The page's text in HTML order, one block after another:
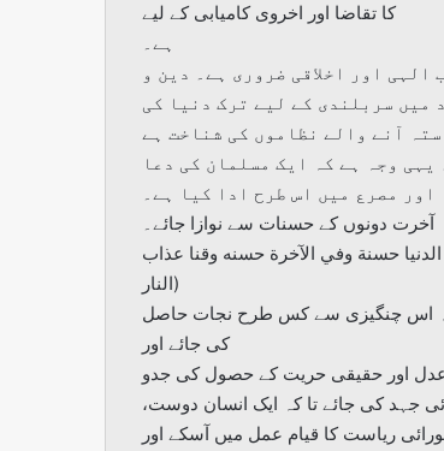
کا تقاضا اور اخروی کامیابی کے لیے
ہے۔
اور اخلاقی ضروری ہے۔ دین و
میں سربلندی کے لیے ترک دنیا کی
آنے والے نظاموں کی شناخت ہے
وجہ ہے کہ ایک مسلمان کی دعا
مصرع میں اس طرح ادا کیا ہے۔
آخرت دونوں کے حسنات سے نوازا جائے۔
الدنيا حسنة وفي الآخرة حسنه وقنا عذاب
النار)
کہ اس چنگیزی سے کس طرح نجات حاصل
کی جائے اور
عدل اور حقیقی حریت کے حصول کی جدو
جہد کی جائے تا کہ ایک انسان دوست،
ریاست کا قیام عمل میں آسکے اور